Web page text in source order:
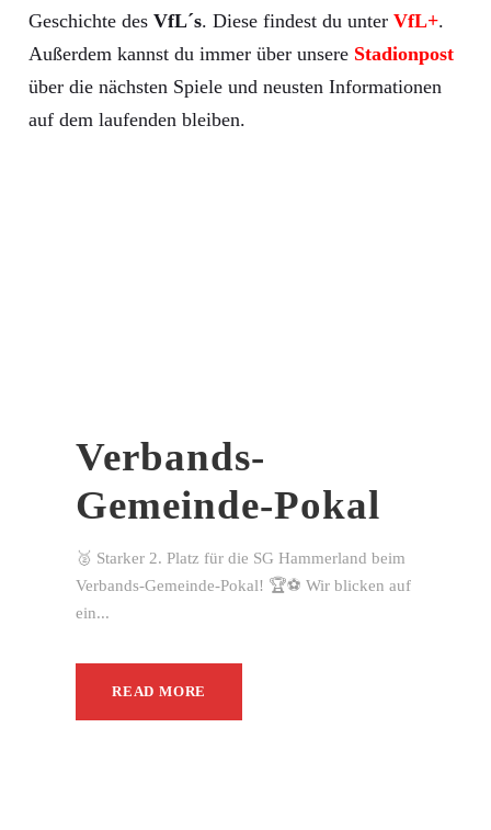
Geschichte des VfL´s. Diese findest du unter VfL+.
Außerdem kannst du immer über unsere Stadionpost
über die nächsten Spiele und neusten Informationen
auf dem laufenden bleiben.
Verbands-
Gemeinde-Pokal
🥈 Starker 2. Platz für die SG Hammerland beim
Verbands-Gemeinde-Pokal! 🏆⚽ Wir blicken auf
ein...
READ MORE